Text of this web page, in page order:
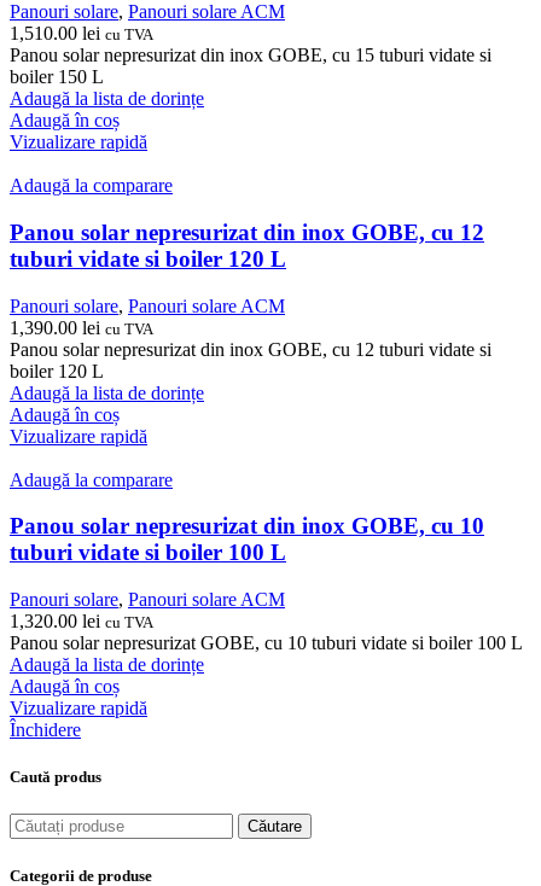
Panouri solare, Panouri solare ACM
1,510.00 lei cu TVA
Panou solar nepresurizat din inox GOBE, cu 15 tuburi vidate si
boiler 150 L
Adaugă la lista de dorințe
Adaugă în coș
Vizualizare rapidă
Adaugă la comparare
Panou solar nepresurizat din inox GOBE, cu 12
tuburi vidate si boiler 120 L
Panouri solare, Panouri solare ACM
1,390.00 lei cu TVA
Panou solar nepresurizat din inox GOBE, cu 12 tuburi vidate si
boiler 120 L
Adaugă la lista de dorințe
Adaugă în coș
Vizualizare rapidă
Adaugă la comparare
Panou solar nepresurizat din inox GOBE, cu 10
tuburi vidate si boiler 100 L
Panouri solare, Panouri solare ACM
1,320.00 lei cu TVA
Panou solar nepresurizat GOBE, cu 10 tuburi vidate si boiler 100 L
Adaugă la lista de dorințe
Adaugă în coș
Vizualizare rapidă
Închidere
Caută produs
Căutare
Categorii de produse